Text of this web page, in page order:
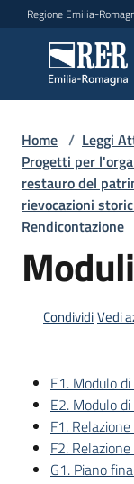
Vai al contenuto
Vai alla navigazione
Vai al footer
Regione Emilia-
Argomenti
Novità
Servizi
Bandi
Piani
Programmi
Home / Leggi
Progetti per
restauro del
rievocazioni
Rendicontazione
CondividiVedi
E1. Modulo
E2. Modulo
F1.
F2.
G1. Piano